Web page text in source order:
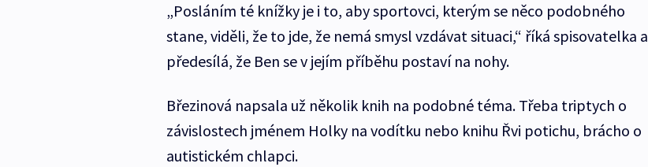
„Posláním té knížky je i to, aby sportovci, kterým se něco podobného
stane, viděli, že to jde, že nemá smysl vzdávat situaci,“ říká spisovatelka a
předesílá, že Ben se v jejím příběhu postaví na nohy.
Březinová napsala už několik knih na podobné téma. Třeba triptych o
závislostech jménem Holky na vodítku nebo knihu Řvi potichu, brácho o
autistickém chlapci.